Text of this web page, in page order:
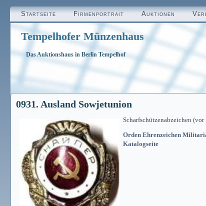
Startseite Firmenportrait Auktionen
Tempelhofer Münzenhaus
Das Auktionshaus in Berlin Tempelhof
0931. Ausland Sowjetunion
Scharfschützenabzeichen
Orden Ehrenzeichen
Katalogseite